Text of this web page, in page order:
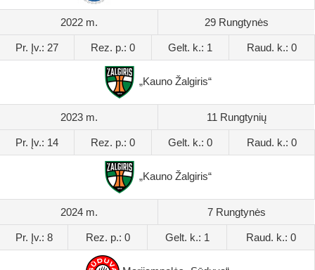
2022 m. 29 Rungtynės
Pr. Įv.: 27 Rez. p.: 0 Gelt. k.: 1 Raud. k.: 0
„Kauno Žalgiris“
2023 m. 11 Rungtynių
Pr. Įv.: 14 Rez. p.: 0 Gelt. k.: 0 Raud. k.: 0
„Kauno Žalgiris“
2024 m. 7 Rungtynės
Pr. Įv.: 8 Rez. p.: 0 Gelt. k.: 1 Raud. k.: 0